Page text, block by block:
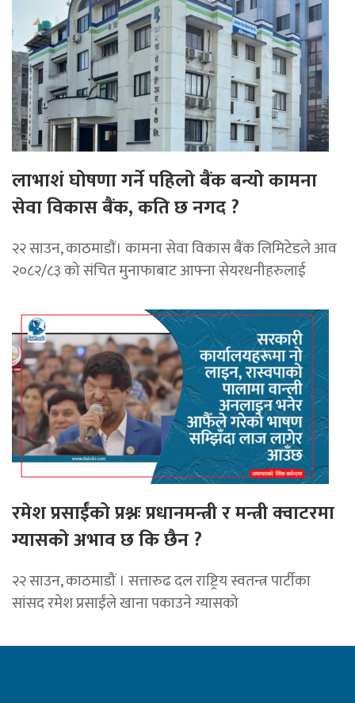
लाभाशं घोषणा गर्ने पहिलो बैंक बन्यो कामना
सेवा विकास बैंक, कति छ नगद ?
२२ साउन, काठमाडाैं। कामना सेवा विकास बैंक लिमिटेडले आव
२०८२/८३ को संचित मुनाफाबाट आफ्ना सेयरधनीहरुलाई
रमेश प्रसाईंको प्रश्नः प्रधानमन्त्री र मन्त्री क्वाटरमा
ग्यासको अभाव छ कि छैन ?
२२ साउन, काठमाडौं । सत्तारुढ दल राष्ट्रिय स्वतन्त्र पार्टीका
सांसद रमेश प्रसाईंले खाना पकाउने ग्यासको